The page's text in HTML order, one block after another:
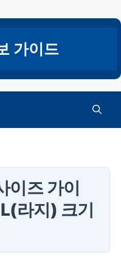
가이드
이즈 가이
라지) 크기